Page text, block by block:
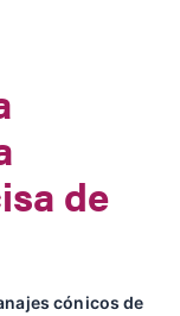
de
cónicos de